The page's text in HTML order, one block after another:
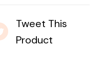
Tweet This
Product